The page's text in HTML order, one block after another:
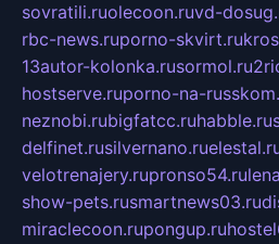
sovratili.ruolecoon.ruvd-
rbc-news.ruporno-skvirt.ru
13autor-kolonka.rusormol.ru
hostserve.ruporno-na-
neznobi.rubigfatcc.ruhabble.ru
delfinet.rusilvernano.ru
velotrenajery.rupronso54.ru
show-pets.rusmartnews03.ru
miraclecoon.rupongup.ru